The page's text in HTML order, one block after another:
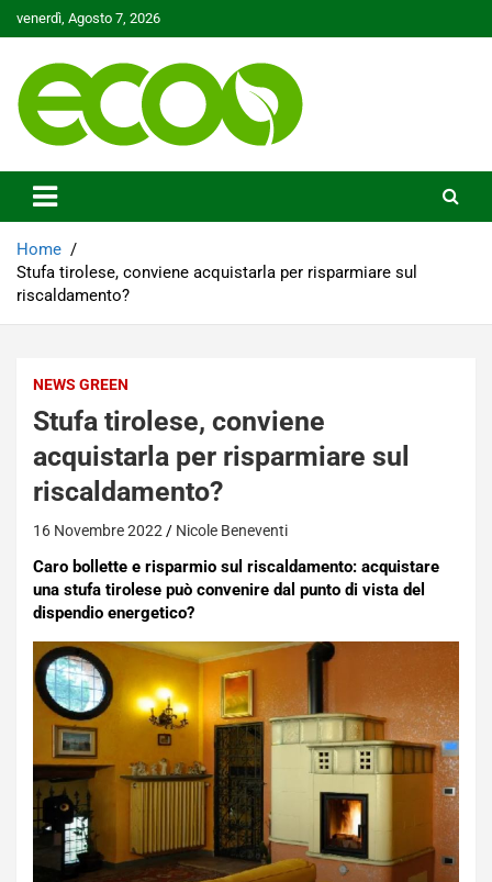
to
venerdì, Agosto 7, 2026
Ecoo.it
Home
Stufa tirolese, conviene acquistarla per risparmiare sul
riscaldamento?
NEWS GREEN
Stufa tirolese, conviene
acquistarla per risparmiare sul
riscaldamento?
16 Novembre 2022 Nicole Beneventi
Caro bollette e risparmio sul riscaldamento: acquistare
una stufa tirolese può convenire dal punto di vista del
dispendio energetico?